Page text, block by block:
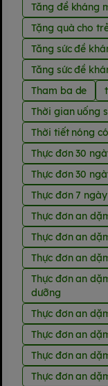
Tăng đề kháng
Tặng quà cho
Tăng sức đề
Tăng sức đề
Tham ba de
Thời gian uống
Thời tiết nóng
Thực đơn 30
Thực đơn 30
Thực đơn 7
Thực đơn an
Thực đơn an
Thực đơn an
Thực đơn an
dưỡng
Thực đơn an
Thực đơn an
Thực đơn an
Thực đơn an